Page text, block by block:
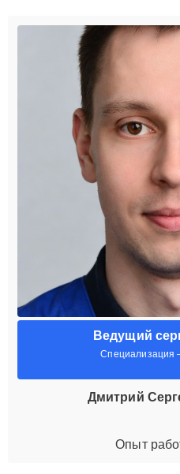
Ведущий
Специализация
Дмитрий
Опыт